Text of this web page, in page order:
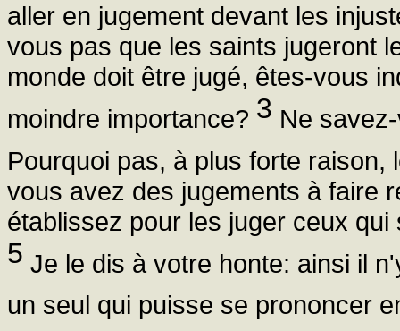
aller en jugement devant les
vous pas que les saints jugeront
monde doit être jugé, êtes-vous
moindre importance? 3 Ne
Pourquoi pas, à plus forte
vous avez des jugements à faire
établissez pour les juger ceux
5 Je le dis à votre honte: ainsi il
un seul qui puisse se prononcer